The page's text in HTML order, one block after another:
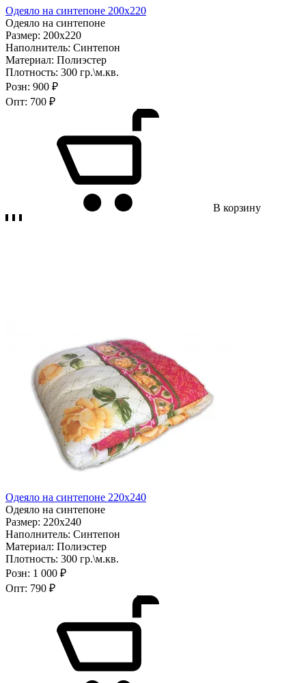
Одеяло на синтепоне 200х220
Одеяло на синтепоне
Размер: 200х220
Наполнитель: Синтепон
Материал: Полиэстер
Плотность: 300 гр.\м.кв.
Розн: 900 ₽
Опт: 700 ₽
В корзину
Одеяло на синтепоне 220х240
Одеяло на синтепоне
Размер: 220х240
Наполнитель: Синтепон
Материал: Полиэстер
Плотность: 300 гр.\м.кв.
Розн: 1 000 ₽
Опт: 790 ₽